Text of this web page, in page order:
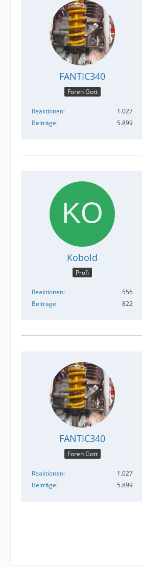
FANTIC340
Foren Gott
Reaktionen
1.027
Beiträge
5.899
Kobold
Profi
Reaktionen
556
Beiträge
822
FANTIC340
Foren Gott
Reaktionen
1.027
Beiträge
5.899